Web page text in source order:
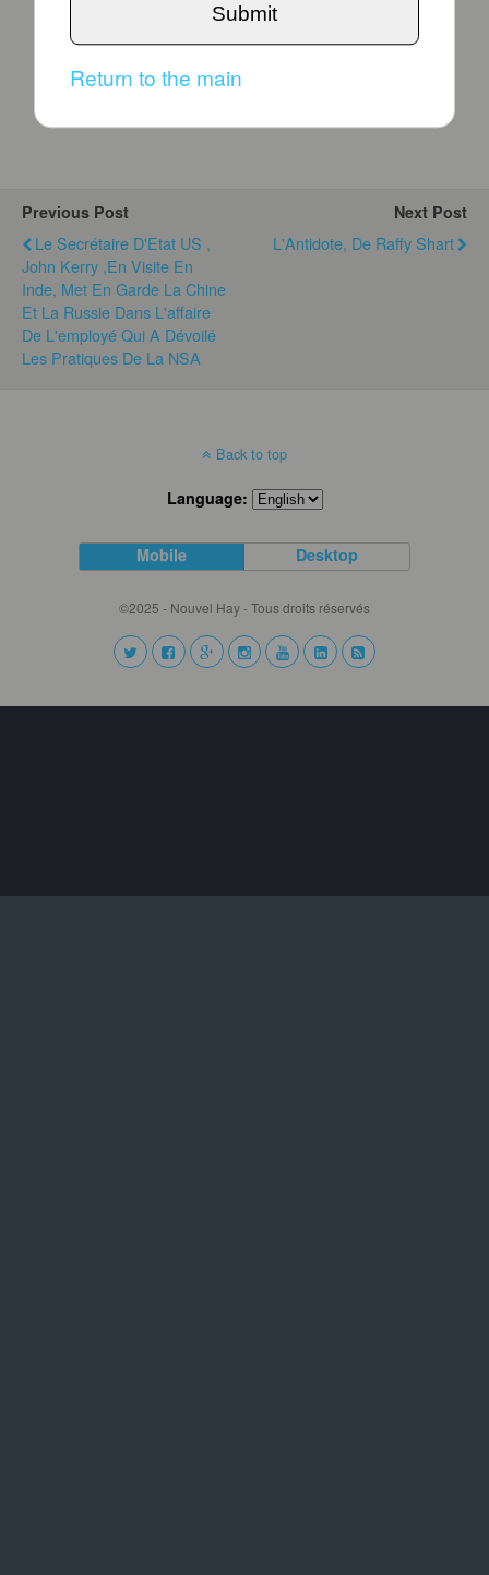
Previous Post
Le Secrétaire D'Etat US ,
John Kerry ,en Visite En
Inde, Met En Garde La Chine
Et La Russie Dans L'affaire
De L'employé Qui A Dévoilé
Les Pratiques De La NSA
Next Post
L'Antidote, De Raffy Shart
Back to top
Language:
Mobile Desktop
©2025 - Nouvel Hay - Tous droits réservés
Submit
Return to the main